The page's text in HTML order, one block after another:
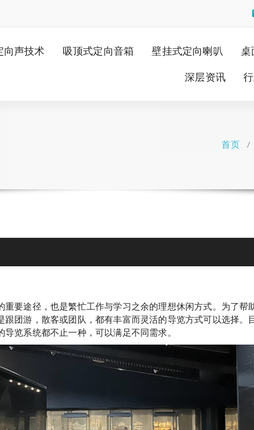
向声技术 吸顶式定向音箱 壁挂式定向喇叭 桌
深层资讯
首页/
要途径，也是繁忙工作与学习之余的理想休闲方式。为了帮
团游，散客或团队，都有丰富而灵活的导览方式可以选择
览系统都不止一种，可以满足不同需求。